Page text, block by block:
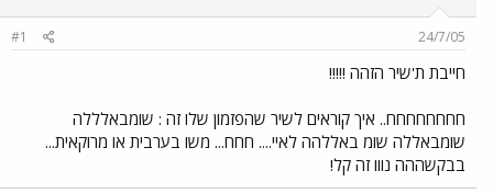
ש
א
ר
24/7/05
#1
חייבת ת'שיר הזהה !!!!!
חחחחחחחח.. איך קוראים לשיר שהפזמון שלו זה : שומבאלללה
שומבאללה שומ באללהה לאיי.... חחח... משו בערבית או מרוקאית...
בבקשההה נווו זה קל!